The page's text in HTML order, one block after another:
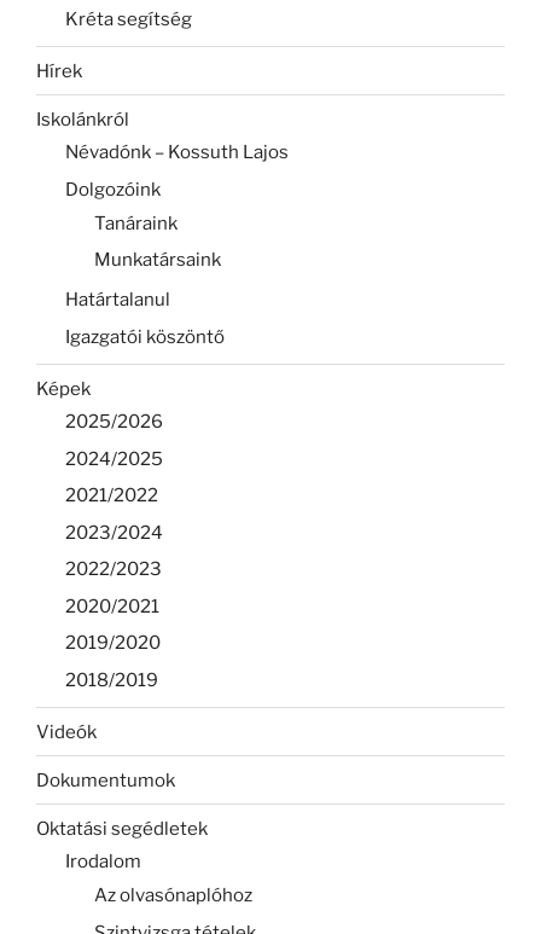
Kréta segítség
Hírek
Iskolánkról
Névadónk – Kossuth Lajos
Dolgozóink
Tanáraink
Munkatársaink
Határtalanul
Igazgatói köszöntő
Képek
2025/2026
2024/2025
2021/2022
2023/2024
2022/2023
2020/2021
2019/2020
2018/2019
Videók
Dokumentumok
Oktatási segédletek
Irodalom
Az olvasónaplóhoz